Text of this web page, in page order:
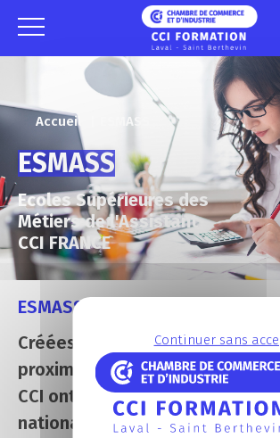
Accueil ESMASS
ESMASS
Ecoles Supérieures des
Métiers de l'Assistant
CCI FRANCE
ESMASS
Créées pour répondre à des
proximité, les écoles de
CCI ont su acquérir une
nationale voire internationale
Panneau de gestion des cookies
Continuer sans